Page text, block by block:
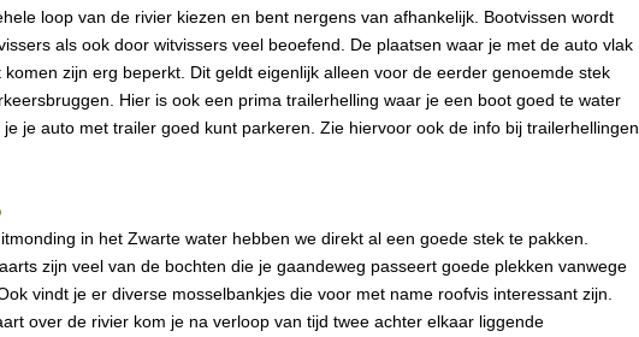
loop van de rivier kiezen en bent nergens van afhankelijk. Bootvissen wordt
als ook door witvissers veel beoefend. De plaatsen waar je met de auto vlak
zijn erg beperkt. Dit geldt eigenlijk alleen voor de eerder genoemde stek
Hier is ook een prima trailerhelling waar je een boot goed te water
je auto met trailer goed kunt parkeren. Zie hiervoor ook de info bij trailerhellingen
in het Zwarte water hebben we direkt al een goede stek te pakken.
zijn veel van de bochten die je gaandeweg passeert goede plekken vanwege
vindt je er diverse mosselbankjes die voor met name roofvis interessant zijn.
over de rivier kom je na verloop van tijd twee achter elkaar liggende